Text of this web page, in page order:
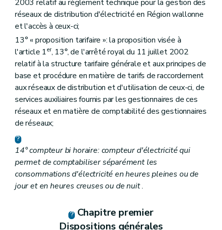
2003 relatif au règlement technique pour la gestion des
réseaux de distribution d'électricité en Région wallonne
et l'accès à ceux-ci;
13° « proposition tarifaire »: la proposition visée à
l'article 1er, 13°, de l'arrêté royal du 11 juillet 2002
relatif à la structure tarifaire générale et aux principes de
base et procédure en matière de tarifs de raccordement
aux réseaux de distribution et d'utilisation de ceux-ci, de
services auxiliaires fournis par les gestionnaires de ces
réseaux et en matière de comptabilité des gestionnaires
de réseaux;
14° compteur bi horaire: compteur d'électricité qui
permet de comptabiliser séparément les
consommations d'électricité en heures pleines ou de
jour et en heures creuses ou de nuit.
Chapitre premier
Dispositions générales